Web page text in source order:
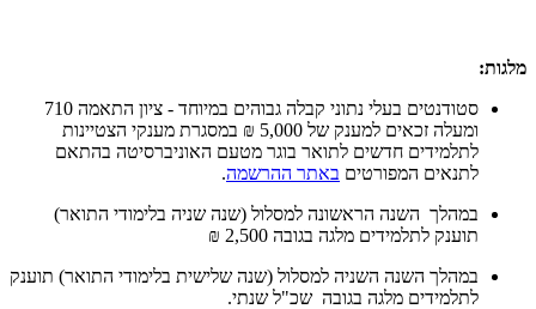
מלגות:
סטודנטים בעלי נתוני קבלה גבוהים במיוחד - ציון התאמה 710
ומעלה זכאים למענק של 5,000 ₪ במסגרת מענקי הצטיינות
לתלמידים חדשים לתואר בוגר מטעם האוניברסיטה בהתאם
לתנאים המפורטים באתר ההרשמה.
במהלך השנה הראשונה למסלול (שנה שניה בלימודי התואר)
תוענק לתלמידים מלגה בגובה 2,500 ₪
במהלך השנה השניה למסלול (שנה שלישית בלימודי התואר) תוענק
לתלמידים מלגה בגובה שכ"ל שנתי.